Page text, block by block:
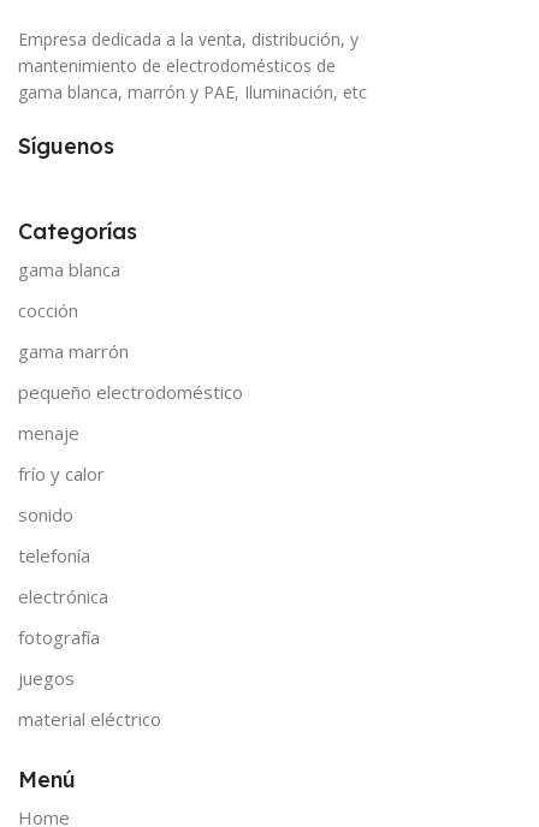
Empresa dedicada a la venta, distribución, y
mantenimiento de electrodomésticos de
gama blanca, marrón y PAE, Iluminación, etc
Síguenos
Categorías
gama blanca
cocción
gama marrón
pequeño electrodoméstico
menaje
frío y calor
sonido
telefonía
electrónica
fotografía
juegos
material eléctrico
Menú
Home